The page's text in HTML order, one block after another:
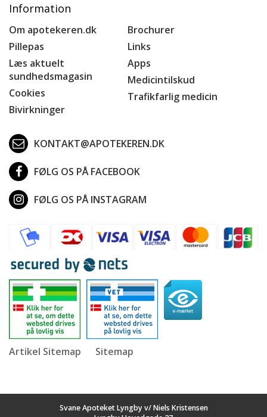
Information
Om apotekeren.dk
Pillepas
Læs aktuelt
sundhedsmagasin
Cookies
Bivirkninger
Brochurer
Links
Apps
Medicintilskud
Trafikfarlig medicin
KONTAKT@APOTEKEREN.DK
FØLG OS PÅ FACEBOOK
FØLG OS PÅ INSTAGRAM
Artikel Sitemap Sitemap
Svane Apoteket Lyngby v/ Niels Kristensen